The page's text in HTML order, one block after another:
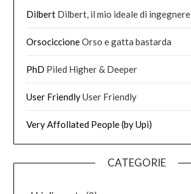
Dilbert Dilbert, il mio ideale di ingegnere
OrsociccioneOrso e gatta bastarda
PhD Piled Higher & Deeper
User FriendlyUser Friendly
Very Affollated People (by Upi)
CATEGORIE